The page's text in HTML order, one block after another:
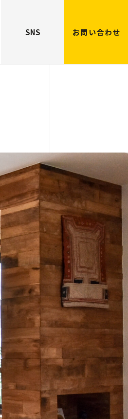
SNS お問い合わせ